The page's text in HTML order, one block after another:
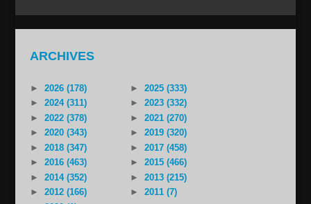
ARCHIVES
► 2026 (178) ►
2025 (333)
►
2024 (311) ►
2023 (332)
►
2022 (378) ►
2021 (270)
►
2020 (343) ►
2019 (320)
►
2018 (347) ►
2017 (458)
►
2016 (463) ►
2015 (466)
►
2014 (352) ►
2013 (215)
►
2012 (166) ►
2011 (7)